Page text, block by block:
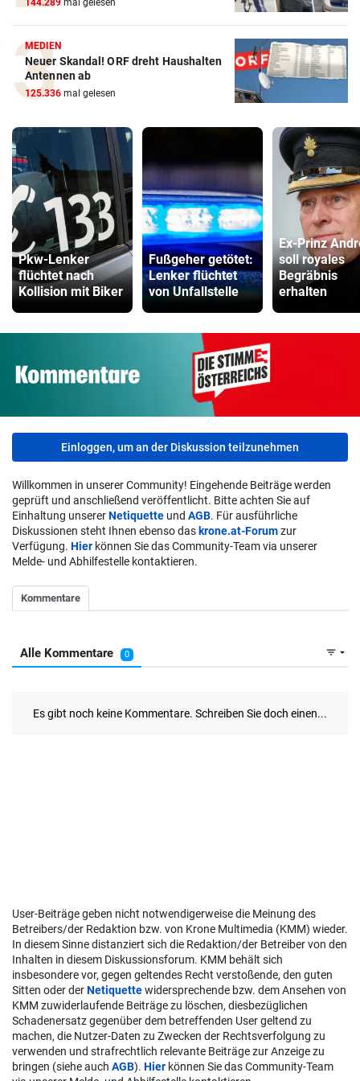
144.289 mal gelesen
MEDIEN
Neuer Skandal! ORF dreht Haushalten
Antennen ab
125.336 mal gelesen
Pkw-Lenker
flüchtet nach
Kollision mit Biker
Fußgeher getötet:
Lenker flüchtet
von Unfallstelle
Ex-Prinz
soll royales
Begräbnis
erhalten
Einloggen, um an der Diskussion teilzunehmen
Willkommen in unserer Community! Eingehende Beiträge werden
geprüft und anschließend veröffentlicht. Bitte achten Sie auf
Einhaltung unsererNetiquette und AGB. Für ausführliche
Diskussionen steht Ihnen ebenso das krone.at-Forumzur
Verfügung. Hier können Sie das Community-Team via unserer
Melde- und Abhilfestelle kontaktieren.
User-Beiträge geben nicht notwendigerweise die Meinung des
Betreibers/der Redaktion bzw. von Krone Multimedia (KMM) wieder.
In diesem Sinne distanziert sich die Redaktion/der Betreiber von den
Inhalten in diesem Diskussionsforum. KMM behält sich
insbesondere vor, gegen geltendes Recht verstoßende, den guten
Sitten oder derNetiquettewidersprechende bzw. dem Ansehen von
KMM zuwiderlaufende Beiträge zu löschen, diesbezüglichen
Schadenersatz gegenüber dem betreffenden User geltend zu
machen, die Nutzer-Daten zu Zwecken der Rechtsverfolgung zu
verwenden und strafrechtlich relevante Beiträge zur Anzeige zu
bringen (siehe auch AGB). Hier können Sie das Community-Team